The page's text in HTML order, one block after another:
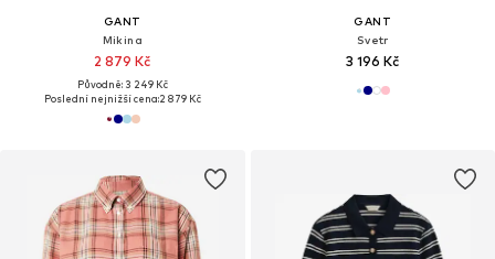
GANT
Mikina
2 879 Kč
Původně: 3 249 Kč
Poslední nejnižší cena:2 879 Kč
GANT
Svetr
3 196 Kč